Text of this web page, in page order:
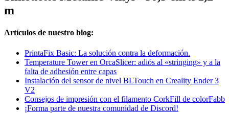
m
Artículos de nuestro blog:
PrintaFix Basic: La solución contra la deformación.
Temperature Tower en OrcaSlicer: adiós al «stringing» y a la
falta de adhesión entre capas
Instalación del sensor de nivel BLTouch en Creality Ender 3
V2
Consejos de impresión con el filamento CorkFill de colorFabb
¡Forma parte de nuestra comunidad de Discord!